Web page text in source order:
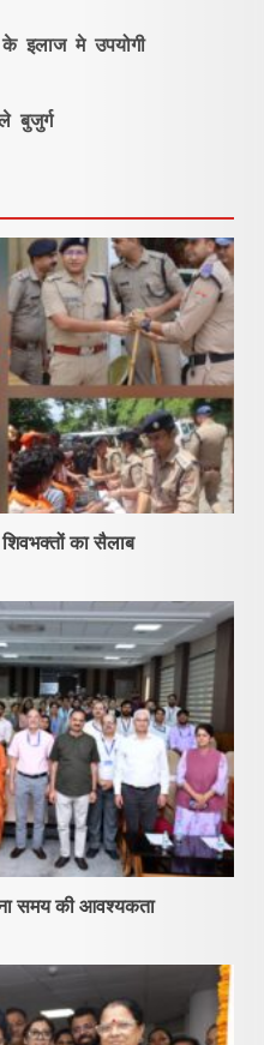
के इलाज मे उपयोगी
बुजुर्ग
का सैलाब
समय की आवश्यकता